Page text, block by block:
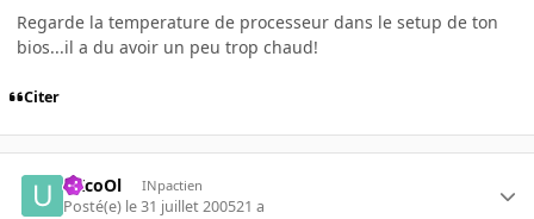
Regarde la temperature de processeur dans le setup de ton
bios...il a du avoir un peu trop chaud!
Citer
uXcoOl INpactien
Posté(e) le 31 juillet 200521 a